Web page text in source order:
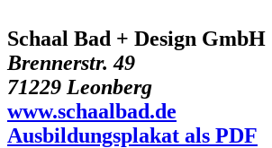
Schaal Bad + Design GmbH
Brennerstr. 49
71229 Leonberg
www.schaalbad.de
Ausbildungsplakat als PDF